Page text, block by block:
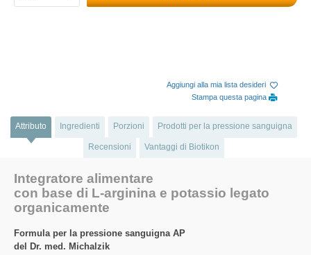
Aggiungi alla mia lista desideri
Stampa questa pagina
Attributo Ingredienti Porzioni Prodotti per la pressione sanguigna
Recensioni Vantaggi di Biotikon
Integratore alimentare
con base di L-arginina e potassio legato
organicamente
Formula per la pressione sanguigna AP
del Dr. med. Michalzik